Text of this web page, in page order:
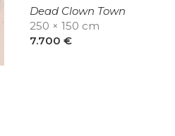
Dead Clown Town
250 × 150 cm
7.700 €